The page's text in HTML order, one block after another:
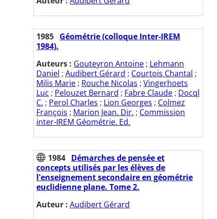
1985 Géométrie (colloque Inter-IREM
1984).
Auteurs : Gouteyron Antoine ; Lehmann
Daniel ; Audibert Gérard ; Courtois Chantal ;
Milis Marie ; Rouche Nicolas ; Vingerhoets
Luc ; Pelouzet Bernard ; Fabre Claude ; Docql
C. ; Perol Charles ; Lion Georges ; Colmez
François ; Marion Jean. Dir. ; Commission
inter-IREM Géométrie. Ed.
1984 Démarches de pensée et
concepts utilisés par les élèves de
l'enseignement secondaire en géométrie
euclidienne plane. Tome 2.
Auteur : Audibert Gérard